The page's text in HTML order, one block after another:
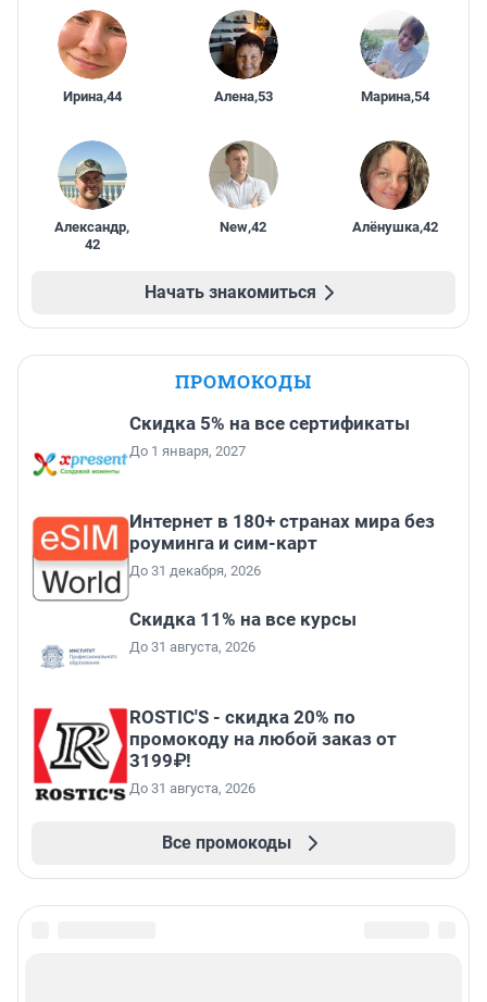
Ирина,44 Алена,53 Марина,54
Александр,
42
New,42 Алёнушка,42
Начать знакомиться
ПРОМОКОДЫ
Скидка 5% на все сертификаты
До 1 января, 2027
Интернет в 180+ странах мира без
роуминга и сим-карт
До 31 декабря, 2026
Скидка 11% на все курсы
До 31 августа, 2026
ROSTIC'S - скидка 20% по
промокоду на любой заказ от
3199₽!
До 31 августа, 2026
Все промокоды